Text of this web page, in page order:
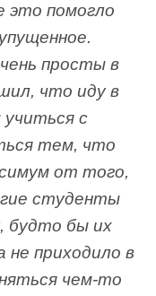
это помогло
просты в
что иду в
с
тем, что
от того,
студенты
будто бы их
не приходило в
чем-то